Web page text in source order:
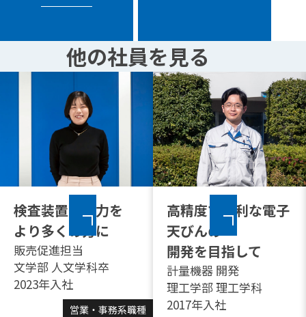
他の社員を見る
検査装置の魅力を
より多くの方に
販売促進担当
文学部 人文学科卒
2023年入社
営業・事務系職種
高精度で便利な電子
天びんの
開発を目指して
計量機器 開発
理工学部 理工学科
2017年入社